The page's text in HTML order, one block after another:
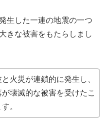
生した一連の地震の一つ
きな被害をもたらしまし
火災が連鎖的に発生し、
壊滅的な被害を受けたこ
。